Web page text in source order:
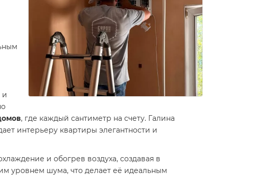
и
, где каждый сантиметр на счету. Галина
интерьеру квартиры элегантности и
и обогрев воздуха, создавая в
уровнем шума, что делает её идеальным